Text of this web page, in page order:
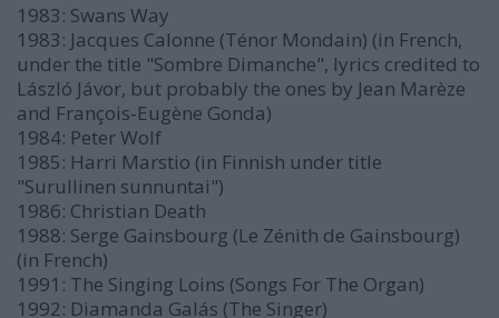
1983: Swans Way
1983: Jacques Calonne (Ténor Mondain) (in French,
under the title "Sombre Dimanche", lyrics credited to
László Jávor, but probably the ones by Jean Marèze
and François-Eugène Gonda)
1984: Peter Wolf
1985: Harri Marstio (in Finnish under title
"Surullinen sunnuntai")
1986: Christian Death
1988: Serge Gainsbourg (Le Zénith de Gainsbourg)
(in French)
1991: The Singing Loins (Songs For The Organ)
1992: Diamanda Galás (The Singer)